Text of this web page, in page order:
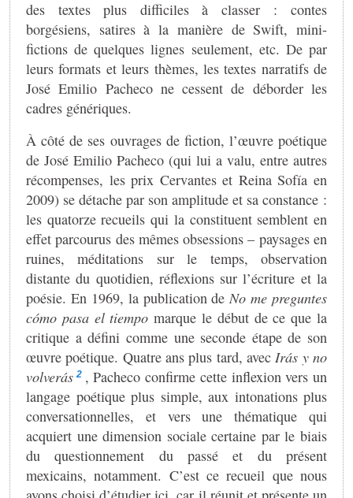
des textes plus difficiles à classer : contes
borgésiens, satires à la manière de Swift, mini-
fictions de quelques lignes seulement, etc. De par
leurs formats et leurs thèmes, les textes narratifs de
José Emilio Pacheco ne cessent de déborder les
cadres génériques.
À côté de ses ouvrages de fiction, l’œuvre poétique
de José Emilio Pacheco (qui lui a valu, entre autres
récompenses, les prix Cervantes et Reina Sofía en
2009) se détache par son amplitude et sa constance :
les quatorze recueils qui la constituent semblent en
effet parcourus des mêmes obsessions – paysages en
ruines, méditations sur le temps, observation
distante du quotidien, réflexions sur l’écriture et la
poésie. En 1969, la publication deNo me preguntes
cómo pasa el tiempo marque le début de ce que la
critique a défini comme une seconde étape de son
œuvre poétique. Quatre ans plus tard, avecIrás y no
volverás 2 , Pacheco confirme cette inflexion vers un
langage poétique plus simple, aux intonations plus
conversationnelles, et vers une thématique qui
acquiert une dimension sociale certaine par le biais
du questionnement du passé et du présent
mexicains, notamment. C’est ce recueil que nous